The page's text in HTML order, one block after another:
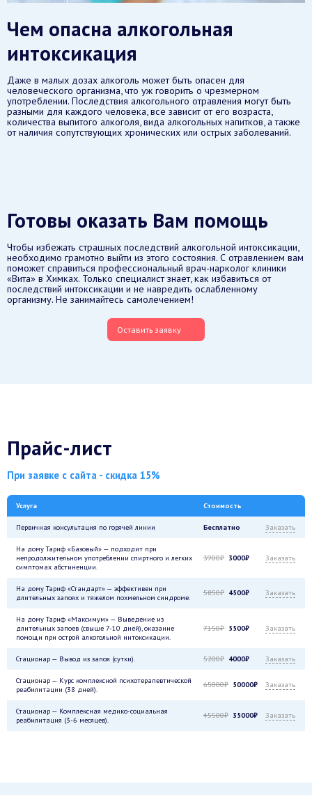
Чем опасна алкогольная
интоксикация
Даже в малых дозах алкоголь может быть опасен для
человеческого организма, что уж говорить о чрезмерном
употреблении. Последствия алкогольного отравления могут быть
разными для каждого человека, все зависит от его возраста,
количества выпитого алкоголя, вида алкогольных напитков, а также
от наличия сопутствующих хронических или острых заболеваний.
Готовы оказать Вам помощь
Чтобы избежать страшных последствий алкогольной интоксикации,
необходимо грамотно выйти из этого состояния. С отравлением вам
поможет справиться профессиональный врач-нарколог клиники
«Вита» в Химках. Только специалист знает, как избавиться от
последствий интоксикации и не навредить ослабленному
организму. Не занимайтесь самолечением!
Оставить заявку
Прайс-лист
При заявке с сайта - скидка 15%
Услуга Стоимость
Первичная консультация по горячей линии Бесплатно Заказать
На дому Тариф «Базовый» — подходит при
непродолжительном употреблении спиртного и легких
симптомах абстиненции.
3900₽ 3000₽ Заказать
На дому Тариф «Стандарт» — эффективен при
длительных запоях и тяжелом похмельном синдроме.
5850₽ 4500₽ Заказать
На дому Тариф «Максимум» — Выведение из
длительных запоев (свыше 7-10 дней), оказание
помощи при острой алкогольной интоксикации.
7150₽ 5500₽ Заказать
Стационар — Вывод из запоя (сутки). 5200₽ 4000₽ Заказать
Стационар — Курс комплексной психотерапевтической
реабилитации (38 дней).
65000₽ 50000₽ Заказать
Стационар — Комплексная медико-социальная
реабилитация (3-6 месяцев).
45500₽ 35000₽ Заказать